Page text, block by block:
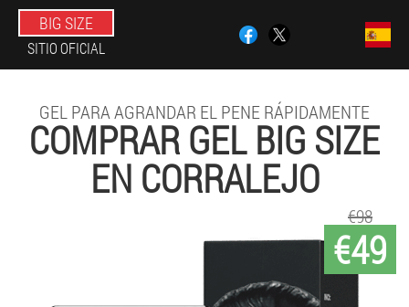
BIG SIZE
SITIO OFICIAL
GEL PARA AGRANDAR EL PENE RÁPIDAMENTE
COMPRAR GEL BIG SIZE
EN CORRALEJO
€49
€98